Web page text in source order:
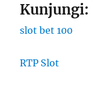
Kunjungi:
slot bet 100
RTP Slot